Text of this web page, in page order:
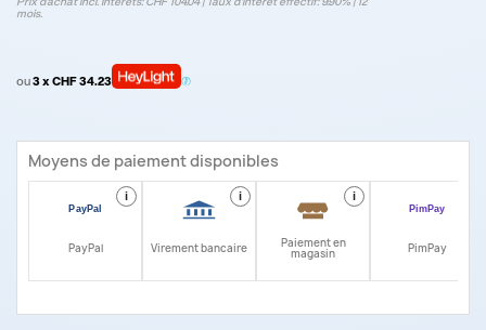
Prix d’achat incl. intérêts: CHF 104.04 | Taux d‘intérêt effectif: 9.90% | 12
mois.
ou3 x CHF 34.23
Moyens de paiement disponibles
i
PayPal
i
Virement bancaire
i
Paiement en
magasin PimPay